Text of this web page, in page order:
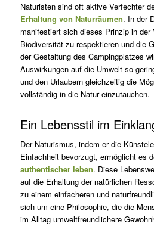
Naturisten sind oft aktive Verfechter
Erhaltung von Naturräumen. In der
manifestiert sich dieses Prinzip in der
Biodiversität zu respektieren und die
der Gestaltung des Campingplatzes
Auswirkungen auf die Umwelt so
und den Urlaubern gleichzeitig die
vollständig in die Natur einzutauchen.
Ein Lebensstil im
Der Naturismus, indem er die
Einfachheit bevorzugt, ermöglicht es
authentischer leben. Diese
auf die Erhaltung der natürlichen
zu einem einfacheren und
sich um eine Philosophie, die die
im Alltag umweltfreundlichere